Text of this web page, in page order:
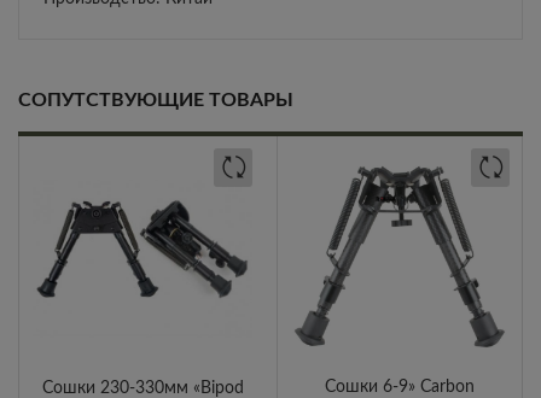
СОПУТСТВУЮЩИЕ ТОВАРЫ
Сошки 230-330мм «Bipod
Сошки 6-9» Carbon